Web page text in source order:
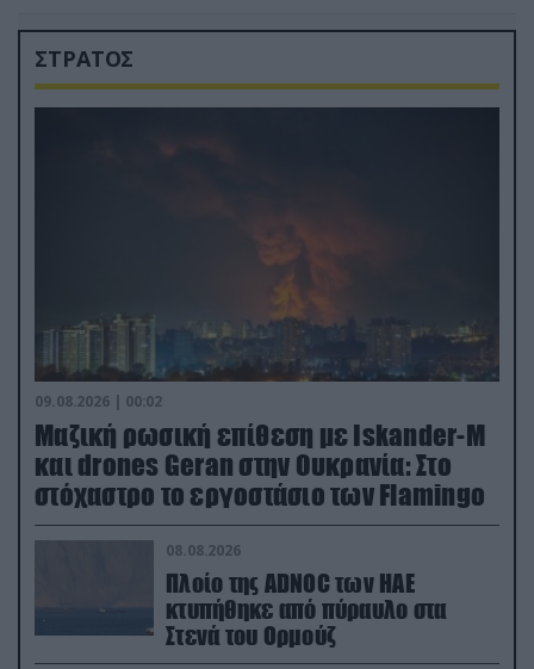
ΣΤΡΑΤΟΣ
09.08.2026 | 00:02
Μαζική ρωσική επίθεση με Iskander-M
και drones Geran στην Ουκρανία: Στο
στόχαστρο το εργοστάσιο των Flamingo
08.08.2026
Πλοίο της ADNOC των ΗΑΕ
κτυπήθηκε από πύραυλο στα
Στενά του Ορμούζ